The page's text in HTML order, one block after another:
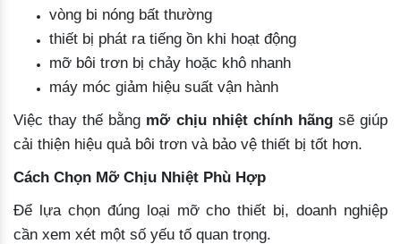
vòng bi nóng bất thường
thiết bị phát ra tiếng ồn khi hoạt động
mỡ bôi trơn bị chảy hoặc khô nhanh
máy móc giảm hiệu suất vận hành
Việc thay thế bằng mỡ chịu nhiệt chính hãngsẽ giúp
cải thiện hiệu quả bôi trơn và bảo vệ thiết bị tốt hơn.
Cách Chọn Mỡ Chịu Nhiệt Phù Hợp
Để lựa chọn đúng loại mỡ cho thiết bị, doanh nghiệp
cần xem xét một số yếu tố quan trọng.